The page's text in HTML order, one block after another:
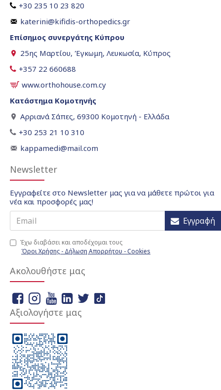
+30 235 10 23 820
katerini@kifidis-orthopedics.gr
Επίσημος συνεργάτης Κύπρου
25ης Μαρτίου, Έγκωμη, Λευκωσία, Κύπρος
+357 22 660688
www.orthohouse.com.cy
Κατάστημα Κομοτηνής
Αρριανά Σάπες, 69300 Κομοτηνή - Ελλάδα
+30 253 21 10 310
kappamedi@mail.com
Newsletter
Εγγραφείτε στο Newsletter μας για να μάθετε πρώτοι για
νέα και προσφορές μας!
Εγγραφή
Έχω διαβάσει και αποδέχομαι τους
Όροι Χρήσης - Δήλωση Απορρήτου - Cookies
Ακολουθήστε μας
Αξιολογήστε μας